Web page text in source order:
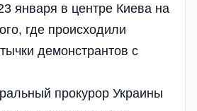
января в центре Киева на
где происходили
демонстрантов с
прокурор Украины